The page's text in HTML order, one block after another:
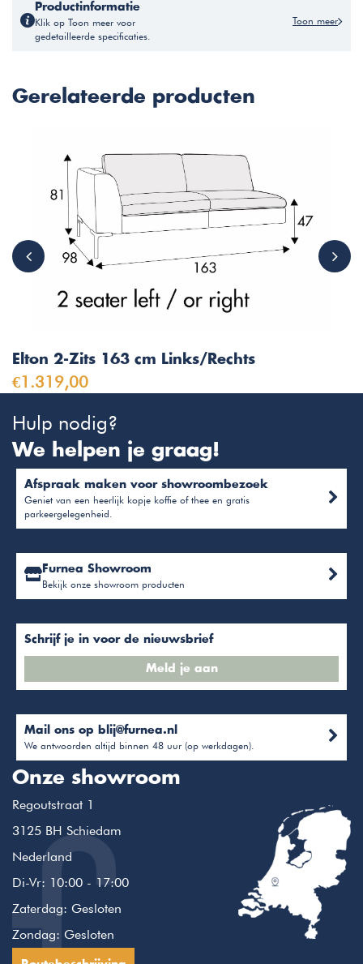
Productinformatie
Klik op Toon meer voor
gedetailleerde specificaties.
Toon meer
Gerelateerde producten
Elton 2-Zits 163 cm Links/Rechts
€1.319,00
Hulp nodig?
We helpen je graag!
Afspraak maken voor showroombezoek
Geniet van een heerlijk kopje koffie of thee en gratis
parkeergelegenheid.
Furnea Showroom
Bekijk onze showroom producten
Schrijf je in voor de nieuwsbrief
Meld je aan
Mail ons op blij@furnea.nl
We antwoorden altijd binnen 48 uur (op werkdagen).
Onze showroom
Regoutstraat 1
3125 BH Schiedam
Nederland
Di-Vr: 10:00 - 17:00
Zaterdag: Gesloten
Zondag: Gesloten